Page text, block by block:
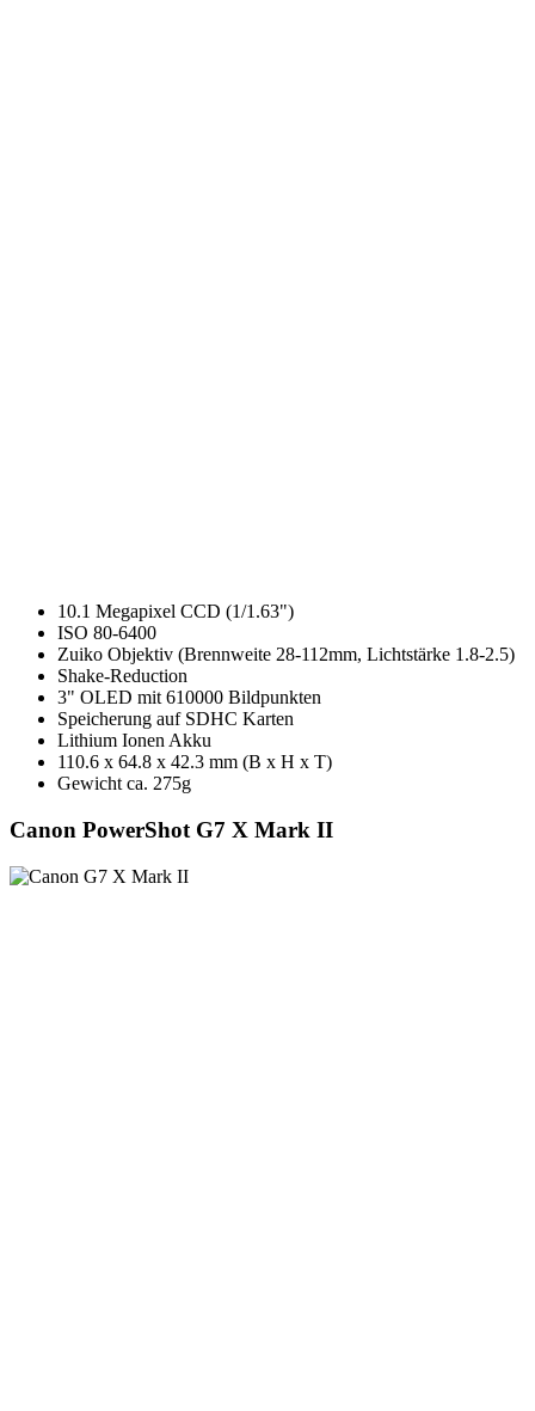
10.1 Megapixel CCD (1/1.63")
ISO 80-6400
Zuiko Objektiv (Brennweite 28-112mm, Lichtstärke 1.8-2.5)
Shake-Reduction
3" OLED mit 610000 Bildpunkten
Speicherung auf SDHC Karten
Lithium Ionen Akku
110.6 x 64.8 x 42.3 mm (B x H x T)
Gewicht ca. 275g
Canon PowerShot G7 X Mark II